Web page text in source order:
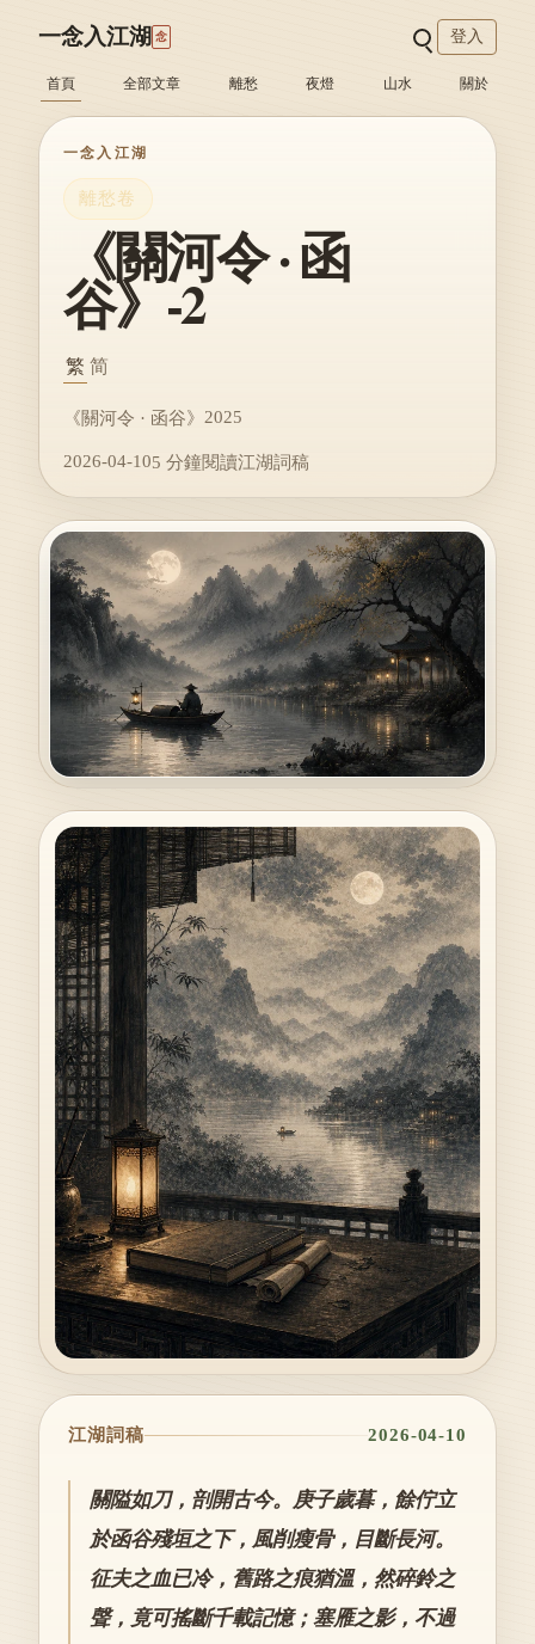
一念入江湖 念
首頁 全部文章 離愁 夜燈 山水 關於
登入
一念入江湖
離愁卷
《關河令 · 函
谷》-2
繁 简
《關河令 · 函谷》 2025
2026-04-105 分鐘閱讀江湖詞稿
江湖詞稿 2026-04-10
關隘如刀，剖開古今。庚子歲暮，餘佇立
於函谷殘垣之下，風削瘦骨，目斷長河。
征夫之血已冷，舊路之痕猶溫，然碎鈴之
聲，竟可搖斷千載記憶；塞雁之影，不過